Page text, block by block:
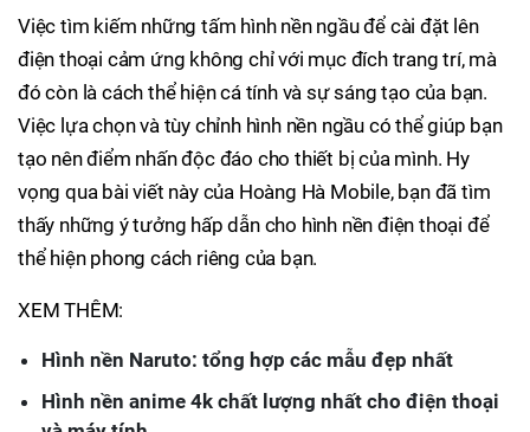
Việc tìm kiếm những tấm hình nền ngầu để cài đặt lên
điện thoại cảm ứng không chỉ với mục đích trang trí, mà
đó còn là cách thể hiện cá tính và sự sáng tạo của bạn.
Việc lựa chọn và tùy chỉnh hình nền ngầu có thể giúp bạn
tạo nên điểm nhấn độc đáo cho thiết bị của mình. Hy
vọng qua bài viết này của Hoàng Hà Mobile, bạn đã tìm
thấy những ý tưởng hấp dẫn cho hình nền điện thoại để
thể hiện phong cách riêng của bạn.
XEM THÊM:
Hình nền Naruto: tổng hợp các mẫu đẹp nhất
Hình nền anime 4k chất lượng nhất cho điện thoại